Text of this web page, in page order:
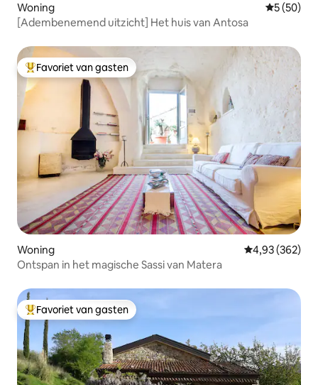
Woning
5 (50)
[Adembenemend uitzicht] Het huis van Antosa
Topfavoriet van gasten
Favoriet van gasten
Woning Gemiddelde
4,93 (362)
Ontspan in het magische Sassi van Matera
Topfavoriet van gasten
Favoriet van gasten